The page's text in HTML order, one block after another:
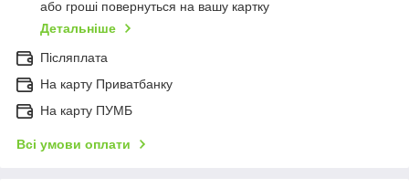
або гроші повернуться на вашу картку
Детальніше
Післяплата
На карту Приватбанку
На карту ПУМБ
Всі умови оплати